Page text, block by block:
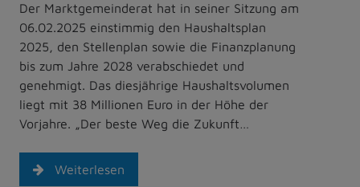
Der Marktgemeinderat hat in seiner Sitzung am
06.02.2025 einstimmig den Haushaltsplan
2025, den Stellenplan sowie die Finanzplanung
bis zum Jahre 2028 verabschiedet und
genehmigt. Das diesjährige Haushaltsvolumen
liegt mit 38 Millionen Euro in der Höhe der
Vorjahre. „Der beste Weg die Zukunft…
Weiterlesen